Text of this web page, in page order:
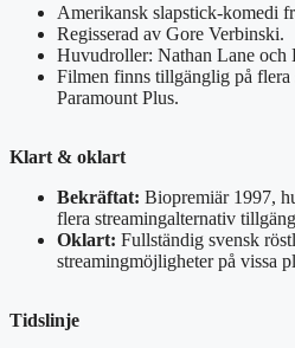
Amerikansk slapstick-komedi
Regisserad av Gore Verbinski.
Huvudroller: Nathan Lane och
Filmen finns tillgänglig på flera
Paramount Plus.
Klart & oklart
Bekräftat: Biopremiär 1997,
flera streamingalternativ
Oklart: Fullständig svensk
streamingmöjligheter på vissa
Tidslinje